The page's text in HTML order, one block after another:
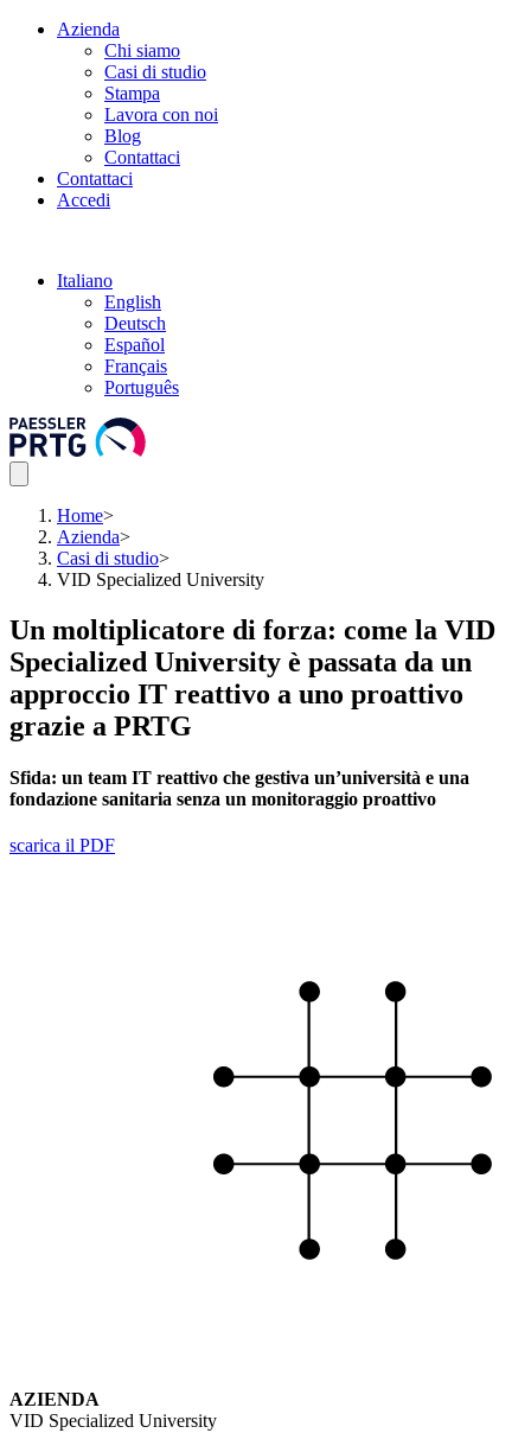
Azienda
Chi siamo
Casi di studio
Stampa
Lavora con noi
Blog
Contattaci
Contattaci
Accedi
Italiano
English
Deutsch
Español
Français
Português
Home>
Azienda>
Casi di studio>
VID Specialized University
Un moltiplicatore di forza: come la VID
Specialized University è passata da un
approccio IT reattivo a uno proattivo
grazie a PRTG
Sfida: un team IT reattivo che gestiva un’università e una
fondazione sanitaria senza un monitoraggio proattivo
scarica il PDF
AZIENDA
VID Specialized University